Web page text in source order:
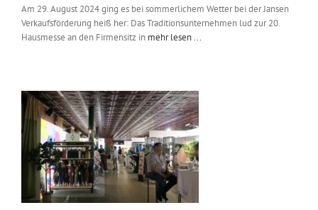
Am 29. August 2024 ging es bei sommerlichem Wetter bei der Jansen
Verkaufsförderung heiß her: Das Traditionsunternehmen lud zur 20.
Hausmesse an den Firmensitz in mehr lesen ...